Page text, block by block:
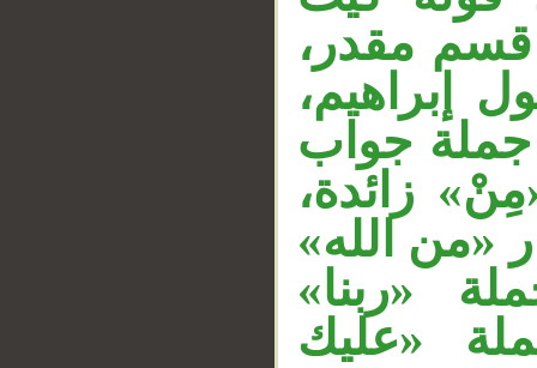
مقدر،
إبراهيم،
جواب
زائدة،
«من الله»
«ربنا»
«عليك